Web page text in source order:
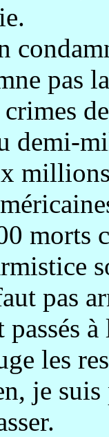
pas
demi-
morts
pas
à
les
je